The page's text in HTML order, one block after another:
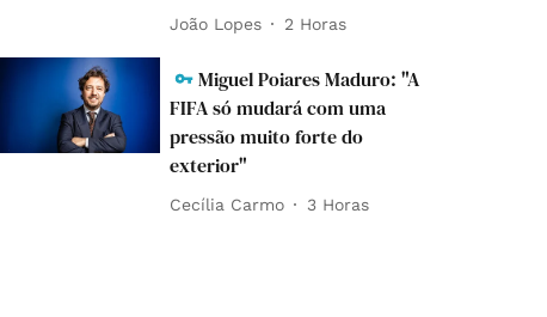
João Lopes 2 Horas
Miguel Poiares Maduro: "A
FIFA só mudará com uma
pressão muito forte do
exterior"
Cecília Carmo 3 Horas